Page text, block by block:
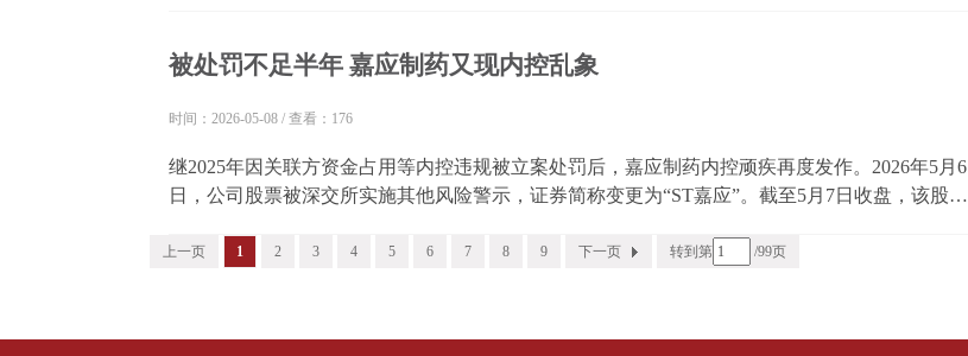
被处罚不足半年 嘉应制药又现内控乱象
时间：2026-05-08 / 查看：176
继2025年因关联方资金占用等内控违规被立案处罚后，嘉应制药内控顽疾再度发作。2026年5月6
日，公司股票被深交所实施其他风险警示，证券简称变更为“ST嘉应”。截至5月7日收盘，该股连
交易、资金审批支付、印章使用保管等核心业务环...
上一页 1 2 3 4 5 6 7 8 9 下一页 转到第 /99页